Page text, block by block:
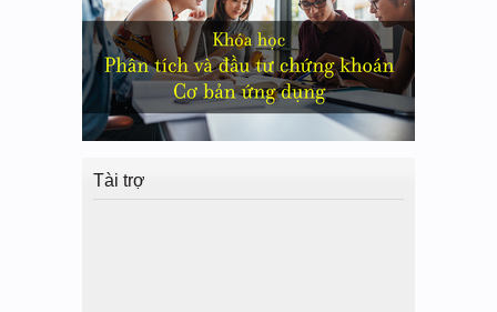
Tài trợ